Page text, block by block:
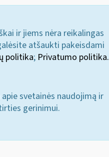
ir jiems nėra reikalingas
atšaukti pakeisdami
politika; Privatumo politika.
svetainės naudojimą ir
gerinimui.